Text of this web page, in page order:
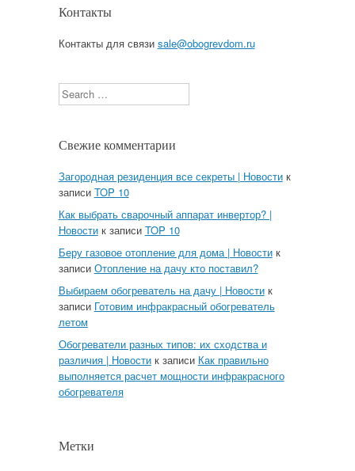
Контакты
Контакты для связи sale@obogrevdom.ru
Search
Свежие комментарии
Загородная резиденция все секреты | Новостик
записи TOP 10
Как выбрать сварочный аппарат инвертор? |
Новостик записи TOP 10
Беру газовое отопление для дома | Новостик
записи Отопление на дачу кто поставил?
Выбираем обогреватель на дачу | Новостик
записи Готовим инфракрасный обогреватель
летом
Обогреватели разных типов: их сходства и
различия | Новостик записи Как правильно
выполняется расчет мощности инфракрасного
обогревателя
Метки